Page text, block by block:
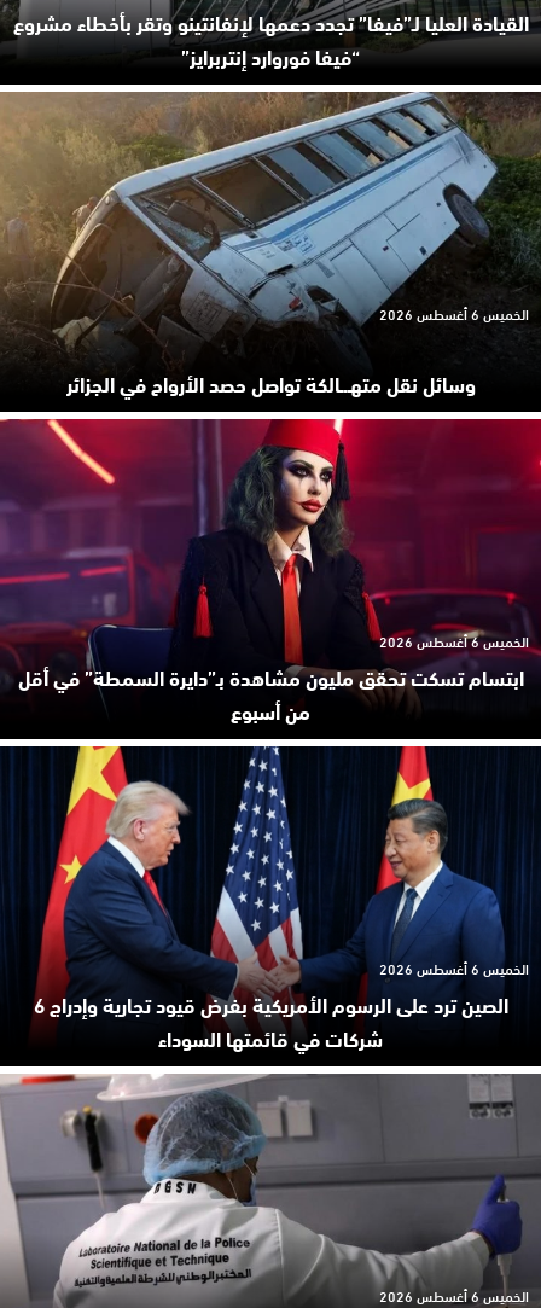
القيادة العليا لـ”فيفا” تجدد دعمها لإنفانتينو وتقر بأخطاء مشروع
“فيفا فوروارد إنتربرايز”
وسائل نقل متهـ.ـالكة تواصل حصد الأرواح في الجزائر
الخميس 6 أغسطس 2026
ابتسام تسكت تحقق مليون مشاهدة بـ”دايرة السمطة” في أقل
من أسبوع
الخميس 6 أغسطس 2026
الصين ترد على الرسوم الأمريكية بفرض قيود تجارية وإدراج 6
شركات في قائمتها السوداء
الخميس 6 أغسطس 2026
الخميس 6 أغسطس 2026